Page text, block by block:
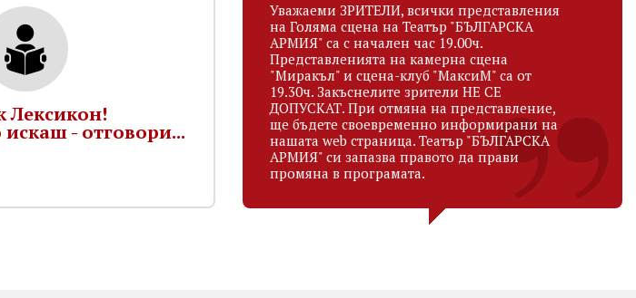
Лексикон!
- отговори...
Уважаеми ЗРИТЕЛИ, всички представления
на Голяма сцена на Театър "БЪЛГАРСКА
АРМИЯ" са с начален час 19.00ч.
Представленията на камерна сцена
"Миракъл" и сцена-клуб "МаксиМ" са от
19.30ч. Закъснелите зрители НЕ СЕ
ДОПУСКАТ. При отмяна на представление,
ще бъдете своевременно информирани на
нашата web страница. Театър "БЪЛГАРСКА
АРМИЯ" си запазва правото да прави
промяна в програмата.